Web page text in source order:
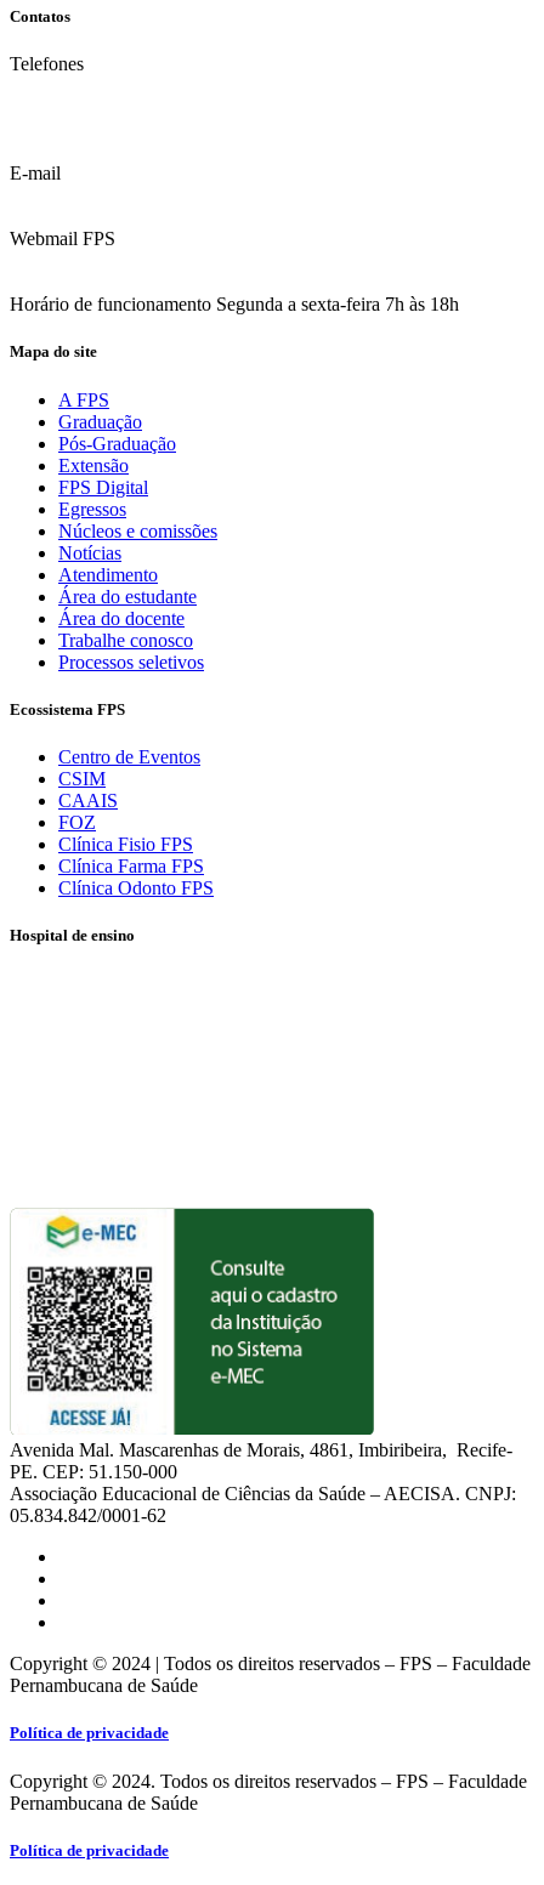
Contatos
Telefones
E-mail
Webmail FPS
Horário de funcionamento Segunda a sexta-feira 7h às 18h
Mapa do site
A FPS
Graduação
Pós-Graduação
Extensão
FPS Digital
Egressos
Núcleos e comissões
Notícias
Atendimento
Área do estudante
Área do docente
Trabalhe conosco
Processos seletivos
Ecossistema FPS
Centro de Eventos
CSIM
CAAIS
FOZ
Clínica Fisio FPS
Clínica Farma FPS
Clínica Odonto FPS
Hospital de ensino
Avenida Mal. Mascarenhas de Morais, 4861, Imbiribeira, Recife-
PE. CEP: 51.150-000
Associação Educacional de Ciências da Saúde – AECISA. CNPJ:
05.834.842/0001-62
Copyright © 2024 | Todos os direitos reservados – FPS – Faculdade
Pernambucana de Saúde
Política de privacidade
Copyright © 2024. Todos os direitos reservados – FPS – Faculdade
Pernambucana de Saúde
Política de privacidade